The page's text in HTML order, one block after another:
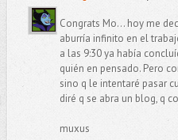
Congrats Mo... hoy me
aburría infinito en el
a las 9:30 ya había
quién en pensado. Pero
sino q le intentaré pasar
diré q se abra un blog, q
muxus